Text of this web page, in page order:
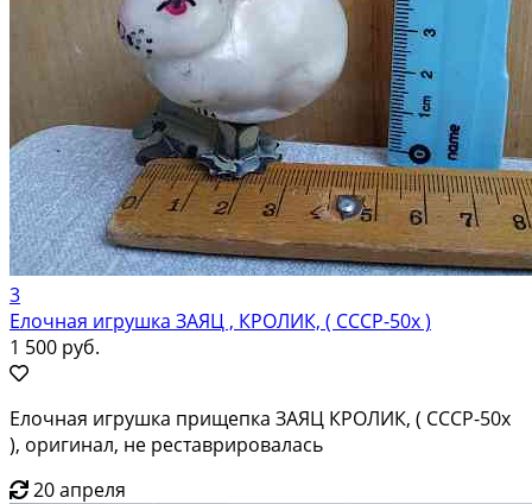
3
Елочная игрушка ЗАЯЦ , КРОЛИК, ( СССР-50х )
1 500 руб.
Елочная игрушка прищепка ЗАЯЦ КРОЛИК, ( СССР-50х
), оригинал, не реставрировалась
20 апреля